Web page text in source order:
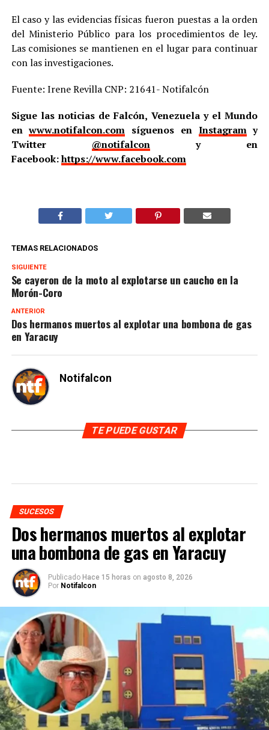
El caso y las evidencias físicas fueron puestas a la orden
del Ministerio Público para los procedimientos de ley.
Las comisiones se mantienen en el lugar para continuar
con las investigaciones.
Fuente: Irene Revilla CNP: 21641- Notifalcón
Sigue las noticias de Falcón, Venezuela y el Mundo
enwww.notifalcon.com síguenos en Instagramy
Twitter @notifalcony en
Facebook:https://www.facebook.com
TEMAS RELACIONADOS
SIGUIENTE
Se cayeron de la moto al explotarse un caucho en la
Morón-Coro
ANTERIOR
Dos hermanos muertos al explotar una bombona de gas
en Yaracuy
Notifalcon
TE PUEDE GUSTAR
SUCESOS
Dos hermanos muertos al explotar
una bombona de gas en Yaracuy
Publicado Hace 15 horas on agosto 8, 2026
Por Notifalcon